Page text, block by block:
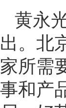
黄永
出。北
家所需
事和产